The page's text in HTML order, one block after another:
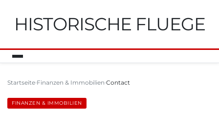
HISTORISCHE FLUEGE
Startseite Finanzen & Immobilien Contact
FINANZEN & IMMOBILIEN